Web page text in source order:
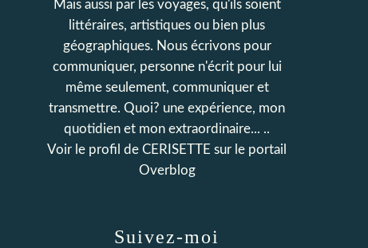
Suivez-moi
Mais aussi par les voyages, qu'ils soient
littéraires, artistiques ou bien plus
géographiques. Nous écrivons pour
communiquer, personne n'écrit pour lui
même seulement, communiquer et
transmettre. Quoi? une expérience, mon
quotidien et mon extraordinaire... ..
Voir le profil de CERISETTE sur le portail
Overblog